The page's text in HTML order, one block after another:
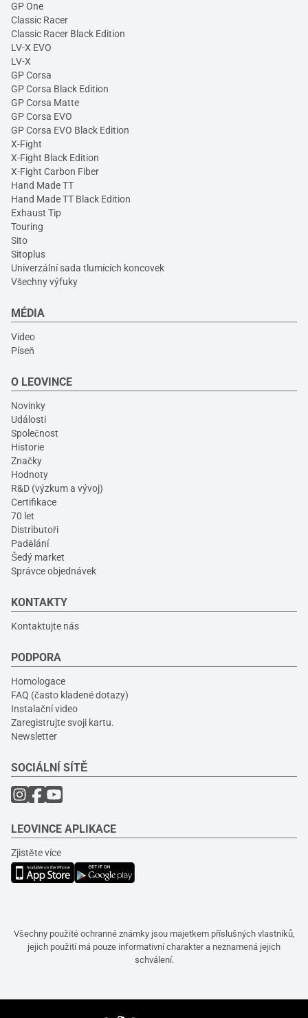
GP One
Classic Racer
Classic Racer Black Edition
LV-X EVO
LV-X
GP Corsa
GP Corsa Black Edition
GP Corsa Matte
GP Corsa EVO
GP Corsa EVO Black Edition
X-Fight
X-Fight Black Edition
X-Fight Carbon Fiber
Hand Made TT
Hand Made TT Black Edition
Exhaust Tip
Touring
Sito
Sitoplus
Univerzální sada tlumících koncovek
Všechny výfuky
MÉDIA
Video
Píseň
O LEOVINCE
Novinky
Události
Společnost
Historie
Značky
Hodnoty
R&D (výzkum a vývoj)
Certifikace
70 let
Distributoři
Padělání
Šedý market
Správce objednávek
KONTAKTY
Kontaktujte nás
PODPORA
Homologace
FAQ (často kladené dotazy)
Instalační video
Zaregistrujte svoji kartu.
Newsletter
SOCIÁLNÍ SÍTĚ
LEOVINCE APLIKACE
Zjistěte více
Všechny použité ochranné známky jsou majetkem příslušných vlastníků,
jejich použití má pouze informativní charakter a neznamená jejich
schválení.